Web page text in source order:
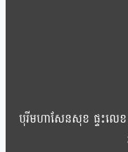
បុរីមហាសែនសុខ ផ្ទះលេ